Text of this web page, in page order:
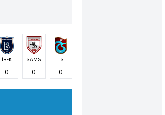
İBFK
0
SAMS
0
TS
0